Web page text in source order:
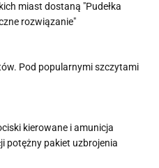
miast dostaną "Pudełka
rozwiązanie"
Pod popularnymi szczytami
kierowane i amunicja
potężny pakiet uzbrojenia